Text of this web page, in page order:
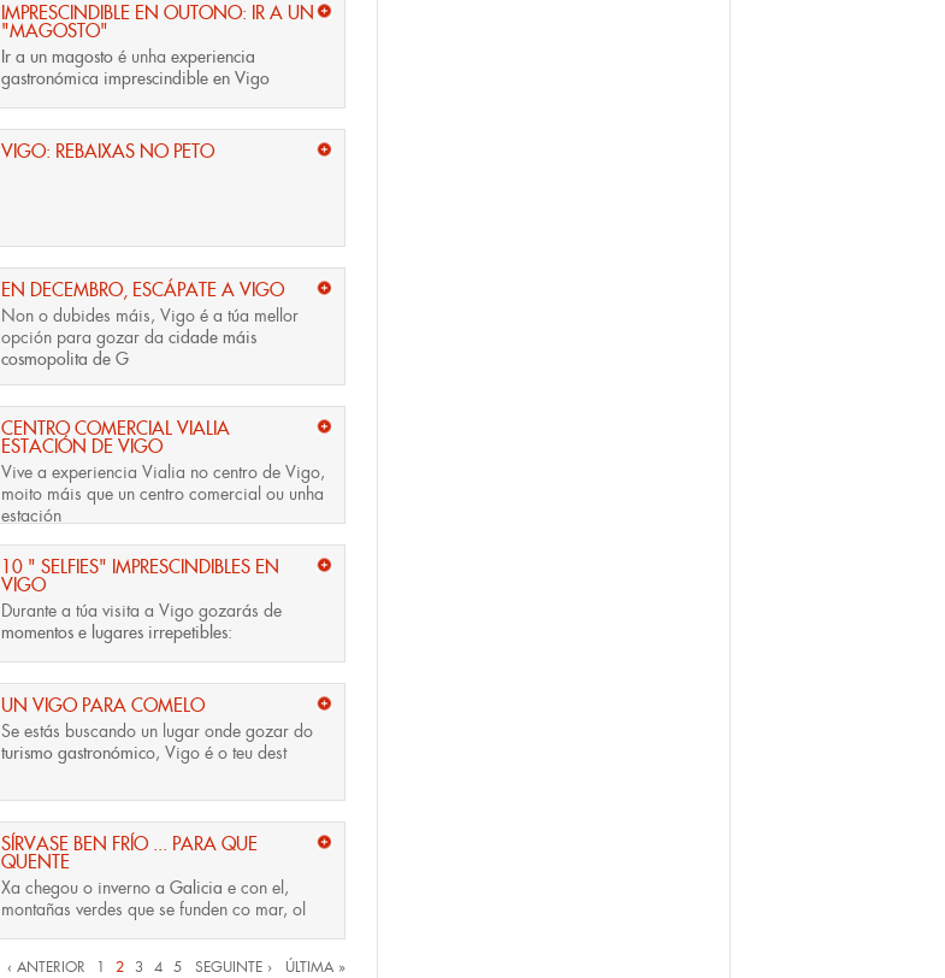
IMPRESCINDIBLE EN OUTONO: IR A UN
"MAGOSTO"
Ir a un magosto é unha experiencia
gastronómica imprescindible en Vigo
VIGO: REBAIXAS NO PETO
EN DECEMBRO, ESCÁPATE A VIGO
Non o dubides máis, Vigo é a túa mellor
opción para gozar da cidade máis
cosmopolita de G
CENTRO COMERCIAL VIALIA
ESTACIÓN DE VIGO
Vive a experiencia Vialia no centro de Vigo,
moito máis que un centro comercial ou unha
estación
10 " SELFIES" IMPRESCINDIBLES EN
VIGO
Durante a túa visita a Vigo gozarás de
momentos e lugares irrepetibles:
UN VIGO PARA COMELO
Se estás buscando un lugar onde gozar do
turismo gastronómico, Vigo é o teu dest
SÍRVASE BEN FRÍO ... PARA QUE
QUENTE
Xa chegou o inverno a Galicia e con el,
montañas verdes que se funden co mar, ol
‹ ANTERIOR 1 2 3 4 5 SEGUINTE › ÚLTIMA »